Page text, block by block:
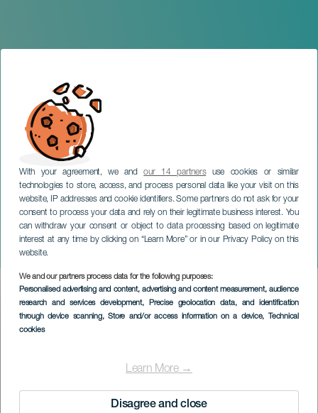
With your agreement, we andour 14 partnersuse cookies or similar
technologies to store, access, and process personal data like your visit on this
website, IP addresses and cookie identifiers. Some partners do not ask for your
consent to process your data and rely on their legitimate business interest. You
can withdraw your consent or object to data processing based on legitimate
interest at any time by clicking on “Learn More” or in our Privacy Policy on this
website.
We and our partners process data for the following purposes:
Personalised advertising and content, advertising and content measurement, audience
research and services development, Precise geolocation data, and identification
through device scanning, Store and/or access information on a device, Technical
cookies
Learn More →
Disagree and close
Las emociones de Santa
LANZAROTE
Imagen
Listado